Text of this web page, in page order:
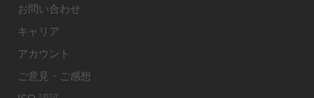
お問い合わせ
キャリア
アカウント
ご意見・ご感想